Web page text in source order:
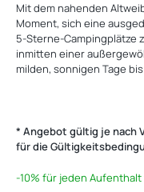
Mit dem nahenden
Moment, sich eine
5-Sterne-Campingplätze
inmitten einer
milden, sonnigen Tage
* Angebot gültig je nach
für die
-10% für jeden Aufenthalt